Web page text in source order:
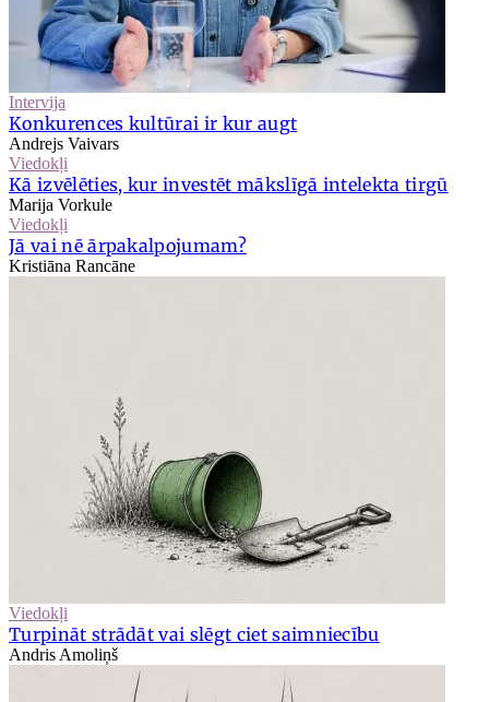
Intervija
Konkurences kultūrai ir kur augt
Andrejs Vaivars
Viedokļi
Kā izvēlēties, kur investēt mākslīgā intelekta tirgū
Marija Vorkule
Viedokļi
Jā vai nē ārpakalpojumam?
Kristiāna Rancāne
Viedokļi
Turpināt strādāt vai slēgt ciet saimniecību
Andris Amoliņš